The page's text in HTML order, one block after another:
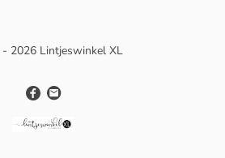
2026 Lintjeswinkel XL